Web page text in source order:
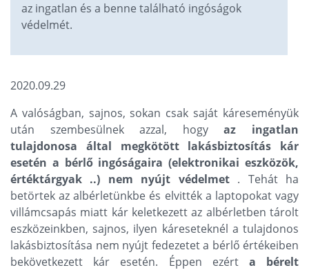
az ingatlan és a benne található ingóságok
védelmét.
2020.09.29
A valóságban, sajnos, sokan csak saját káreseményük
után szembesülnek azzal, hogyaz ingatlan
tulajdonosa által megkötött lakásbiztosítás kár
esetén a bérlő ingóságaira (elektronikai eszközök,
értéktárgyak ..) nem nyújt védelmet. Tehát ha
betörtek az albérletünkbe és elvitték a laptopokat vagy
villámcsapás miatt kár keletkezett az albérletben tárolt
eszközeinkben, sajnos, ilyen káreseteknél a tulajdonos
lakásbiztosítása nem nyújt fedezetet a bérlő értékeiben
bekövetkezett kár esetén. Éppen ezért a bérelt